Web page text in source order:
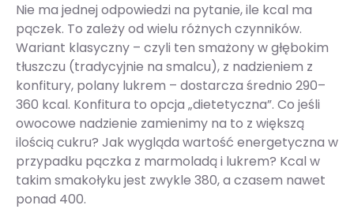
Nie ma jednej odpowiedzi na pytanie, ile kcal ma
pączek. To zależy od wielu różnych czynników.
Wariant klasyczny – czyli ten smażony w głębokim
tłuszczu (tradycyjnie na smalcu), z nadzieniem z
konfitury, polany lukrem – dostarcza średnio 290–
360 kcal. Konfitura to opcja „dietetyczna”. Co jeśli
owocowe nadzienie zamienimy na to z większą
ilością cukru? Jak wygląda wartość energetyczna w
przypadku pączka z marmoladą i lukrem? Kcal w
takim smakołyku jest zwykle 380, a czasem nawet
ponad 400.